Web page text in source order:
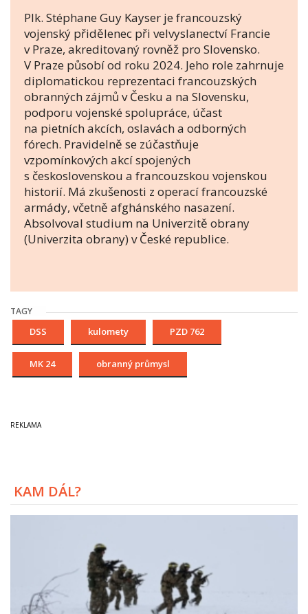
Plk. Stéphane Guy Kayser je francouzský
vojenský přidělenec při velvyslanectví Francie
v Praze, akreditovaný rovněž pro Slovensko.
V Praze působí od roku 2024. Jeho role zahrnuje
diplomatickou reprezentaci francouzských
obranných zájmů v Česku a na Slovensku,
podporu vojenské spolupráce, účast
na pietních akcích, oslavách a odborných
fórech. Pravidelně se zúčastňuje
vzpomínkových akcí spojených
s československou a francouzskou vojenskou
historií. Má zkušenosti z operací francouzské
armády, včetně afghánského nasazení.
Absolvoval studium na Univerzitě obrany
(Univerzita obrany) v České republice.
TAGY
DSS kulomety PZD 762
MK 24 obranný průmysl
KAM DÁL?